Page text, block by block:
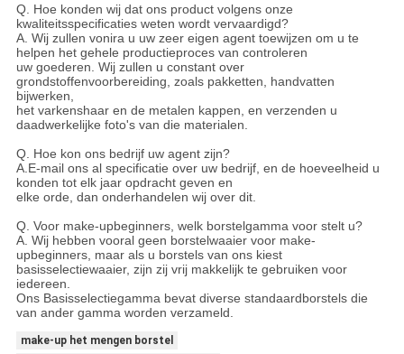
Q. Hoe konden wij dat ons product volgens onze
kwaliteitsspecificaties weten wordt vervaardigd?
A. Wij zullen vonira u uw zeer eigen agent toewijzen om u te
helpen het gehele productieproces van controleren
uw goederen. Wij zullen u constant over
grondstoffenvoorbereiding, zoals pakketten, handvatten
bijwerken,
het varkenshaar en de metalen kappen, en verzenden u
daadwerkelijke foto's van die materialen.
Q. Hoe kon ons bedrijf uw agent zijn?
A.E-mail ons al specificatie over uw bedrijf, en de hoeveelheid u
konden tot elk jaar opdracht geven en
elke orde, dan onderhandelen wij over dit.
Q. Voor make-upbeginners, welk borstelgamma voor stelt u?
A. Wij hebben vooral geen borstelwaaier voor make-
upbeginners, maar als u borstels van ons kiest
basisselectiewaaier, zijn zij vrij makkelijk te gebruiken voor
iedereen.
Ons Basisselectiegamma bevat diverse standaardborstels die
van ander gamma worden verzameld.
make-up het mengen borstel